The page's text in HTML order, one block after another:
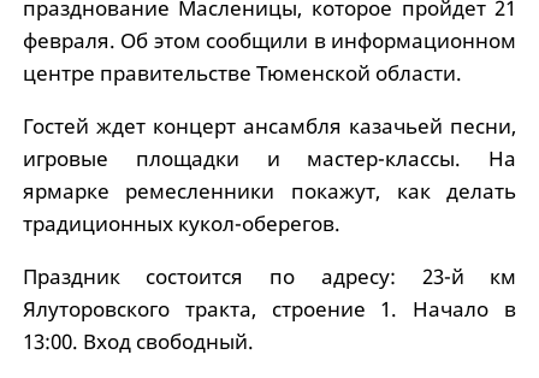
празднование Масленицы, которое пройдет 21
февраля. Об этом сообщили в информационном
центре правительстве Тюменской области.
Гостей ждет концерт ансамбля казачьей песни,
игровые площадки и мастер-классы. На
ярмарке ремесленники покажут, как делать
традиционных кукол-оберегов.
Праздник состоится по адресу: 23-й км
Ялуторовского тракта, строение 1. Начало в
13:00. Вход свободный.